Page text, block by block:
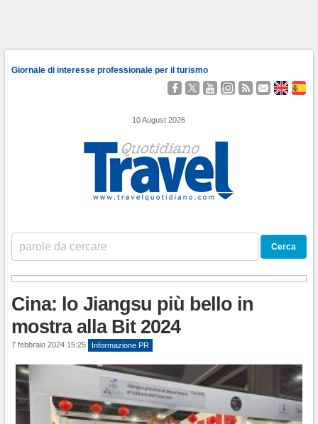
Giornale di interesse professionale per il turismo
SeguiciSeguiGuardaciSeguiciSeguiContattaci
About
10 August 2026
Cina: lo Jiangsu più bello in
mostra alla Bit 2024
7 febbraio 2024 15:25 Informazione PR